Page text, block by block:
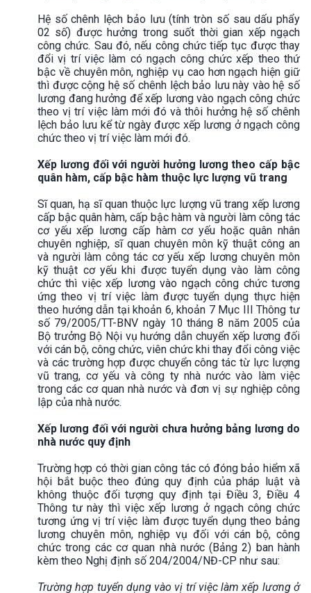
Hệ số chênh lệch bảo lưu (tính tròn số sau dấu phẩy
02 số) được hưởng trong suốt thời gian xếp ngạch
công chức. Sau đó, nếu công chức tiếp tục được thay
đổi vị trí việc làm có ngạch công chức xếp theo thứ
bậc về chuyên môn, nghiệp vụ cao hơn ngạch hiện giữ
thì được cộng hệ số chênh lệch bảo lưu này vào hệ số
lương đang hưởng để xếp lương vào ngạch công chức
theo vị trí việc làm mới đó và thôi hưởng hệ số chênh
lệch bảo lưu kể từ ngày được xếp lương ở ngạch công
chức theo vị trí việc làm mới đó.
Xếp lương đối với người hưởng lương theo cấp bậc
quân hàm, cấp bậc hàm thuộc lực lượng vũ trang
Sĩ quan, hạ sĩ quan thuộc lực lượng vũ trang xếp lương
cấp bậc quân hàm, cấp bậc hàm và người làm công tác
cơ yếu xếp lương cấp hàm cơ yếu hoặc quân nhân
chuyên nghiệp, sĩ quan chuyên môn kỹ thuật công an
và người làm công tác cơ yếu xếp lương chuyên môn
kỹ thuật cơ yếu khi được tuyển dụng vào làm công
chức thì việc xếp lương vào ngạch công chức tương
ứng theo vị trí việc làm được tuyển dụng thực hiện
theo hướng dẫn tại khoản 6, khoản 7 Mục III Thông tư
số 79/2005/TT-BNV ngày 10 tháng 8 năm 2005 của
Bộ trưởng Bộ Nội vụ hướng dẫn chuyển xếp lương đối
với cán bộ, công chức, viên chức khi thay đổi công việc
và các trường hợp được chuyển công tác từ lực lượng
vũ trang, cơ yếu và công ty nhà nước vào làm việc
trong các cơ quan nhà nước và đơn vị sự nghiệp công
lập của nhà nước.
Xếp lương đối với người chưa hưởng bảng lương do
nhà nước quy định
Trường hợp có thời gian công tác có đóng bảo hiểm xã
hội bắt buộc theo đúng quy định của pháp luật và
không thuộc đối tượng quy định tại Điều 3, Điều 4
Thông tư này thì việc xếp lương ở ngạch công chức
tương ứng vị trí việc làm được tuyển dụng theo bảng
lương chuyên môn, nghiệp vụ đối với cán bộ, công
chức trong các cơ quan nhà nước (Bảng 2) ban hành
kèm theo Nghị định số 204/2004/NĐ-CP như sau:
Trường hợp tuyển dụng vào vị trí việc làm xếp lương ở